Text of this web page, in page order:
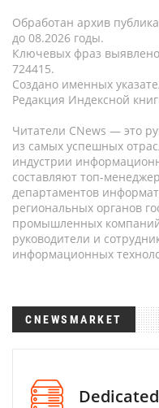
Обработан архив
до 08.2026 годы.
Ключевых фраз
724415.
Создано именных
Редакция Индексной
Читатели CNews — это
из самых успешных
индустрии
составляют топ-
департаментов
региональных органов
промышленных
руководители и
информационных
CNEWSMARKET
Dedicated